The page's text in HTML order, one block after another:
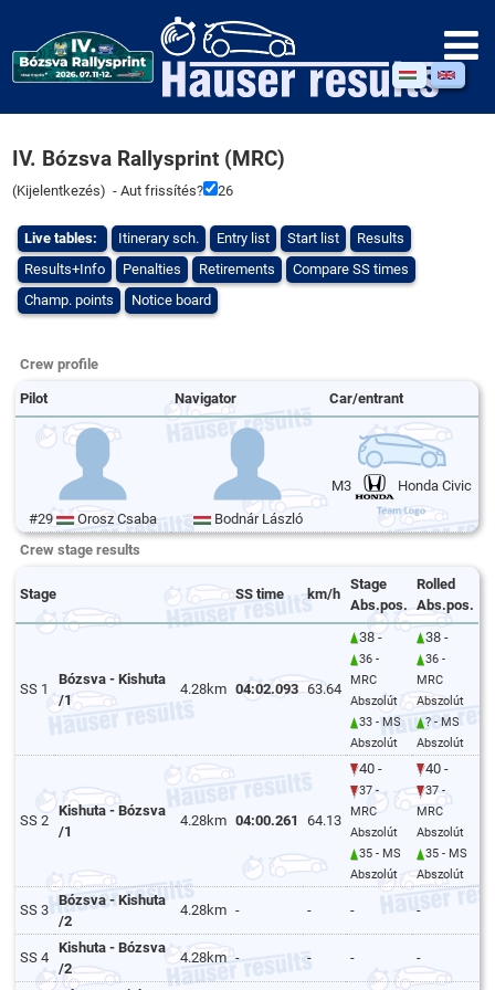
IV. Bózsva Rallysprint (MRC)
(Kijelentkezés) - Aut frissítés? 25
Live tables: Itinerary sch. Entry list Start list
Results
Results+Info
Penalties Retirements
Compare SS times
Champ. points
Notice board
Crew profile
Pilot Navigator Car/entrant
#29 Orosz Csaba Bodnár László
M3 Honda Civic
Crew stage results
Stage SS time km/h
Stage
Abs.pos.
Rolled
Abs.pos.
SS 1
Bózsva - Kishuta
/1
4.28km 04:02.093 63.64
38 -
36 -
MRC
Abszolút
33 - MS
Abszolút
38 -
36 -
MRC
Abszolút
? - MS
Abszolút
SS 2
Kishuta - Bózsva
/1
4.28km 04:00.261 64.13
40 -
37 -
MRC
Abszolút
35 - MS
Abszolút
40 -
37 -
MRC
Abszolút
35 - MS
Abszolút
SS 3
Bózsva - Kishuta
/2
4.28km - - - -
SS 4
Kishuta - Bózsva
/2
4.28km - - - -